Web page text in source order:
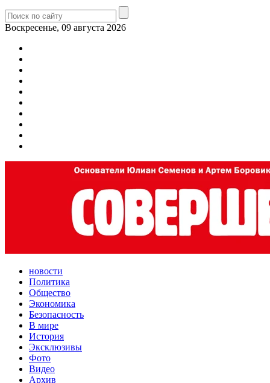
Воскресенье, 09 августа 2026
новости
Политика
Общество
Экономика
Безопасность
В мире
История
Эксклюзивы
Фото
Видео
Архив